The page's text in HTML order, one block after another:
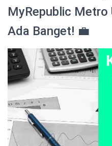
MyRepublic Metro
Ada Banget! 💼